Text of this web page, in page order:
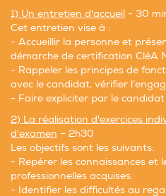
1) Un entretien d'accueil - 30
Cet entretien vise à :
- Accueillir la personne et
démarche de certification CléA
- Rappeler les principes de
avec le candidat, vérifier
- Faire expliciter par le
2) La réalisation d'exercices
d'examen – 2h30
Les objectifs sont les suivants:
- Repérer les connaissances et
professionnelles acquises.
- Identifier les difficultés au